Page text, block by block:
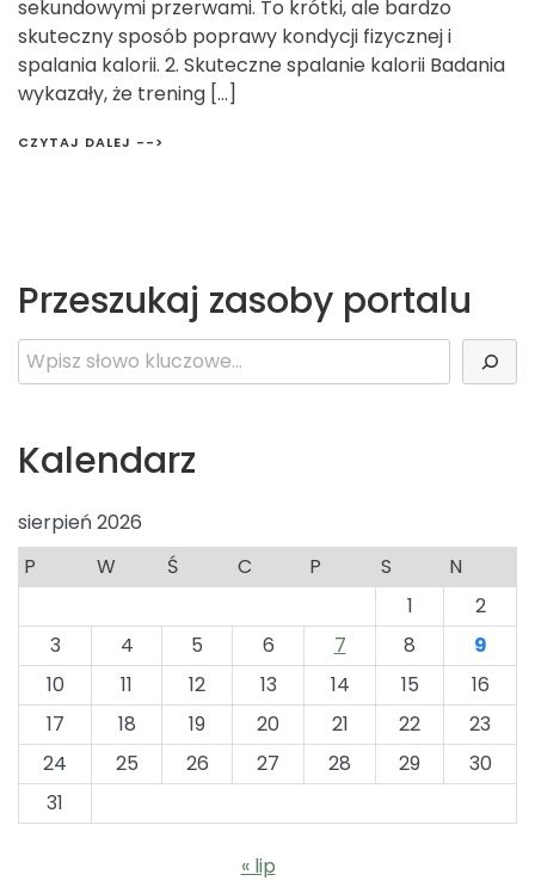
sekundowymi przerwami. To krótki, ale bardzo
skuteczny sposób poprawy kondycji fizycznej i
spalania kalorii. 2. Skuteczne spalanie kalorii Badania
wykazały, że trening […]
CZYTAJ DALEJ -->
Przeszukaj zasoby portalu
Szukaj
Kalendarz
sierpień 2026
P
W Ś C P S
N
1
2
3
4 5 6 7 8
9
10
11 12 13 14 15
16
17
18 19 20 21 22
23
24
25 26 27 28 29
30
31
« lip